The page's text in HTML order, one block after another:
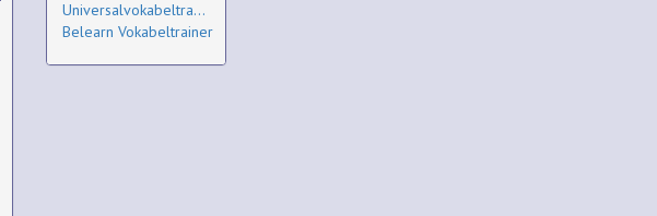
Universalvokabeltra...
Belearn Vokabeltrainer